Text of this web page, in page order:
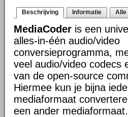
Beschrijving Informatie Alle
MediaCoder is een
alles-in-één audio/video
conversieprogramma,
veel audio/video codecs
van de open-source
Hiermee kun je bijna
mediaformaat
een ander mediaformaat.